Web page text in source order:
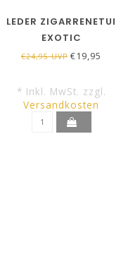
LEDER ZIGARRENETUI
EXOTIC
€24,95 UVP €19,95
* Inkl. MwSt. zzgl.
Versandkosten